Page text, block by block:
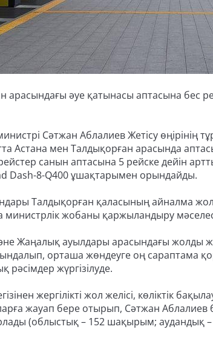
арасындағы әуе қатынасы аптасына бес
Сәтжан Аблалиев Жетісу өңірінің
Астана мен Талдықорған арасында
санын аптасына 5 рейске дейін
Dash-8-Q400 ұшақтарымен орындайды.
Талдықорған қаласының айналма
министрлік жобаны қаржыландыру
Жаңалық ауылдары арасындағы жолды
орташа жөндеуге оң сараптама
рәсімдер жүргізілуде.
жергілікті жол желісі, көліктік
жауап бере отырып, Сәтжан
(облыстық – 152 шақырым; аудандық